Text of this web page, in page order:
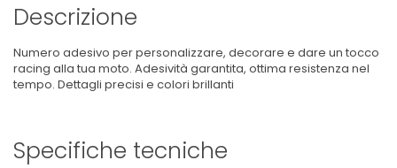
Descrizione
Numero adesivo per personalizzare, decorare e dare un tocco
racing alla tua moto. Adesività garantita, ottima resistenza nel
tempo. Dettagli precisi e colori brillanti
Specifiche tecniche